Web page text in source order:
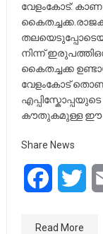
വേളംകോട്:
നിന്ന്
കൈതച്ചക്ക
വേളംകോട്
കൗതുകമുള്ള ഈ
Share News
Facebook
Read More